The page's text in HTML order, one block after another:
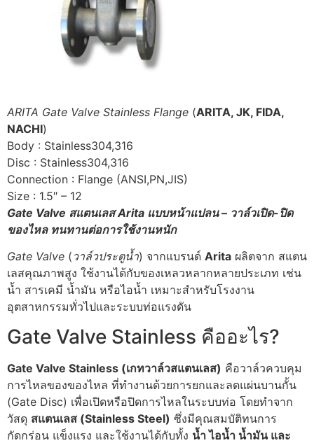
ARITA Gate Valve Stainless Flange (ARITA, JK, FIDA,
NACHI)
Body : Stainless304,316
Disc : Stainless304,316
Connection : Flange (ANSI,PN,JIS)
Size : 1.5″ – 12
Gate Valve สแตนเลส Arita แบบหน้าแปลน – วาล์วเปิด-ปิด
ของไหล ทนทานต่อการใช้งานหนัก
Gate Valve (วาล์วประตูน้ำ) จากแบรนด์ Arita ผลิตจาก สแตน
เลสคุณภาพสูง ใช้งานได้กับของเหลวหลากหลายประเภท เช่น
น้ำ สารเคมี น้ำมัน หรือไอน้ำ เหมาะสำหรับโรงงาน
อุตสาหกรรมทั่วไปและระบบท่อแรงดัน
Gate Valve Stainless คืออะไร?
Gate Valve Stainless (เกทวาล์วสแตนเลส) คือวาล์วควบคุม
การไหลของของไหล ที่ทำงานด้วยการยกและลดแผ่นบานกั้น
(Gate Disc) เพื่อเปิดหรือปิดการไหลในระบบท่อ โดยทำจาก
วัสดุ สแตนเลส (Stainless Steel) ซึ่งมีคุณสมบัติทนการ
กัดกร่อน แข็งแรง และใช้งานได้กับทั้ง น้ำ ไอน้ำ น้ำมัน และ